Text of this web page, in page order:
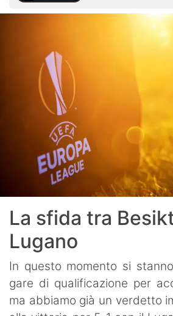
La sfida tra
Lugano
In questo momento si
gare di qualificazione per
ma abbiamo già un verdetto